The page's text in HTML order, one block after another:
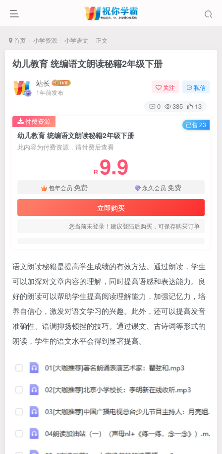
首页 小学资源 小学语文 正文
幼儿教育 统编语文朗读秘籍2年级下册
站长
1年前发布
关注 私信
0 385 13
幼儿教育 统编语文朗读秘籍2年级下册
此内容为付费资源，请付费后查看
R 9.9
包年会员 免费 永久会员 免费
立即购买
您当前未登录！建议登陆后购买，可保存购买订单
付费资源 已售 23
语文朗读秘籍是提高学生成绩的有效方法。通过朗读，学生
可以加深对文章内容的理解，同时提高语感和表达能力。良
好的朗读可以帮助学生提高阅读理解能力，加强记忆力，培
养自信心，激发对语文学习的兴趣。此外，还可以提高发音
准确性、语调抑扬顿挫的技巧。通过课文、古诗词等形式的
朗读，学生的语文水平会得到显著提高。